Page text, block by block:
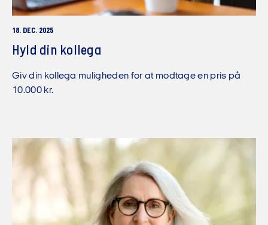
18. DEC. 2025
Hyld din kollega
Giv din kollega muligheden for at modtage en pris på
10.000 kr.